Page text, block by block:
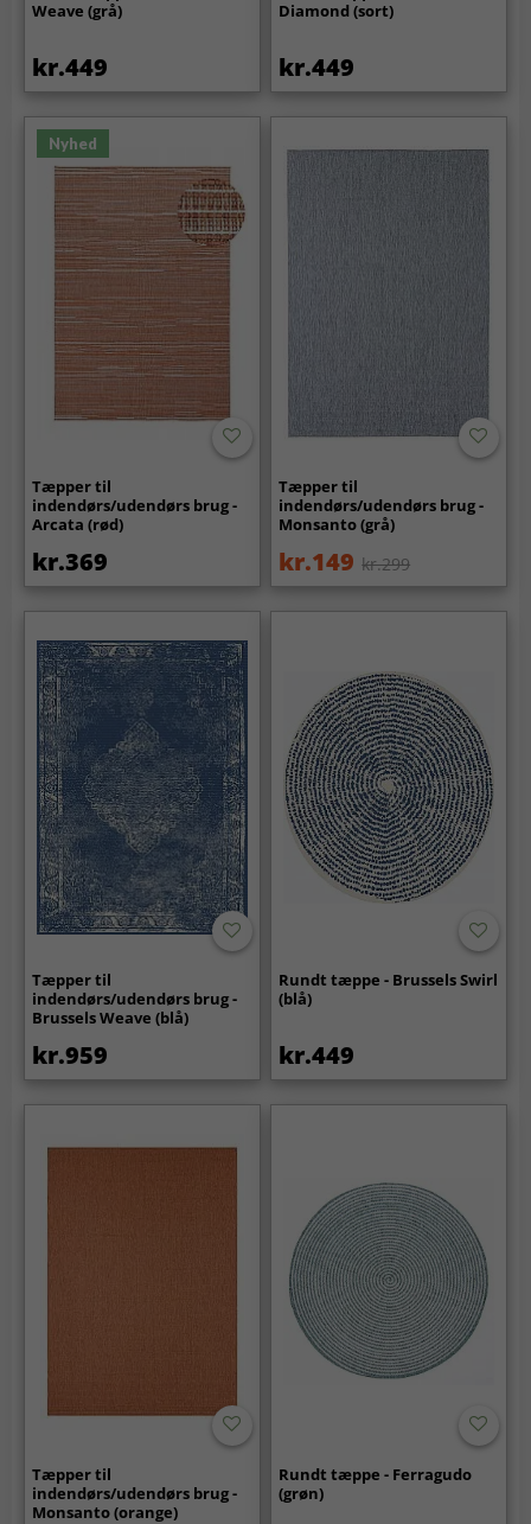
Weave (grå)
kr.449
Diamond (sort)
kr.449
Nyhed
Tæpper til
indendørs/udendørs brug -
Arcata (rød)
kr.369
Tæpper til
indendørs/udendørs brug -
Monsanto (grå)
kr.149 kr.299
Tæpper til
indendørs/udendørs brug -
Brussels Weave (blå)
kr.959
Rundt tæppe - Brussels Swirl
(blå)
kr.449
Tæpper til
indendørs/udendørs brug -
Monsanto (orange)
Rundt tæppe - Ferragudo
(grøn)